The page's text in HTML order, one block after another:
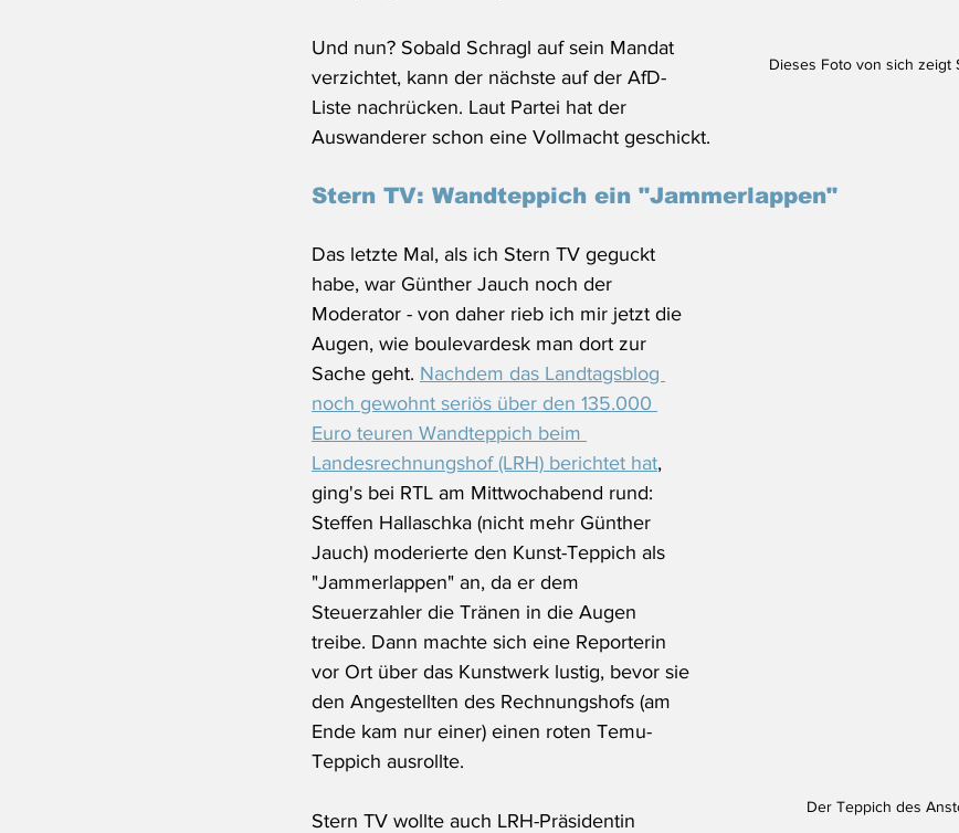
Dieses Foto von sich zeigt
Und nun? Sobald Schragl auf sein Mandat
verzichtet, kann der nächste auf der AfD-
Liste nachrücken. Laut Partei hat der
Auswanderer schon eine Vollmacht geschickt.
Stern TV: Wandteppich ein "Jammerlappen"
Der Teppich des
Das letzte Mal, als ich Stern TV geguckt
habe, war Günther Jauch noch der
Moderator - von daher rieb ich mir jetzt die
Augen, wie boulevardesk man dort zur
Sache geht. Nachdem das Landtagsblog
noch gewohnt seriös über den 135.000
Euro teuren Wandteppich beim
Landesrechnungshof (LRH) berichtet hat,
ging's bei RTL am Mittwochabend rund:
Steffen Hallaschka (nicht mehr Günther
Jauch) moderierte den Kunst-Teppich als
"Jammerlappen" an, da er dem
Steuerzahler die Tränen in die Augen
treibe. Dann machte sich eine Reporterin
vor Ort über das Kunstwerk lustig, bevor sie
den Angestellten des Rechnungshofs (am
Ende kam nur einer) einen roten Temu-
Teppich ausrollte.
Stern TV wollte auch LRH-Präsidentin